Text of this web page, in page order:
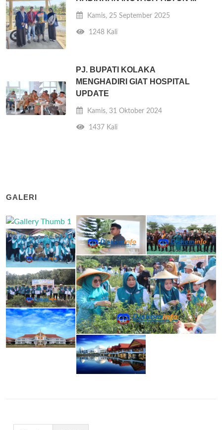
Kamis, 25 September 2025
1248 Kali
PJ. BUPATI KOLAKA
MENGHADIRI GIAT HOSPITAL
UPDATE
Kamis, 31 Oktober 2024
1437 Kali
GALERI